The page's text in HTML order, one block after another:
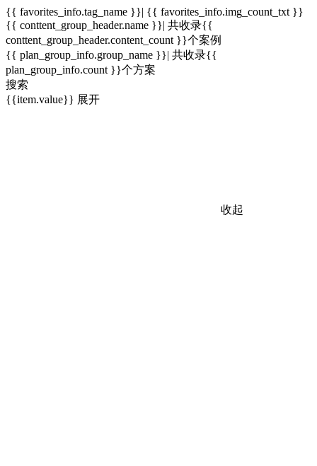
{{ favorites_info.tag_name }}| {{ favorites_info.img_count_txt }}
{{ conttent_group_header.name }}| 共收录{{
conttent_group_header.content_count }}个案例
{{ plan_group_info.group_name }}| 共收录{{
plan_group_info.count }}个方案
搜索
{{item.value}} 展开
收起